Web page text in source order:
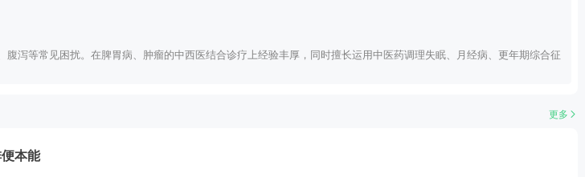
泻等常见困扰。在脾胃病、肿瘤的中西医结合诊疗上经验丰厚，同时擅长运用中医药调理失眠、月经病、更年期综合征
更多
本能